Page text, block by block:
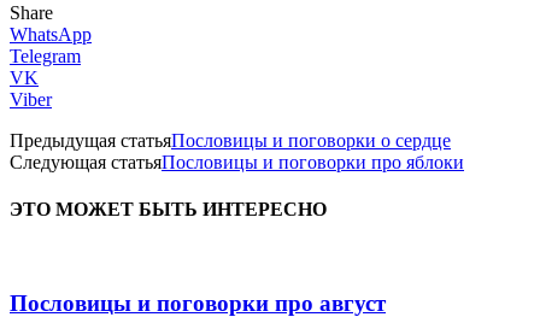
Share
WhatsApp
Telegram
VK
Viber
Предыдущая статьяПословицы и поговорки о сердце
Следующая статьяПословицы и поговорки про яблоки
ЭТО МОЖЕТ БЫТЬ ИНТЕРЕСНО
Пословицы и поговорки про август